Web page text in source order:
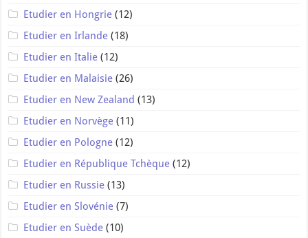
Etudier en Hongrie (12)
Etudier en Irlande (18)
Etudier en Italie (12)
Etudier en Malaisie (26)
Etudier en New Zealand (13)
Etudier en Norvège (11)
Etudier en Pologne (12)
Etudier en République Tchèque (12)
Etudier en Russie (13)
Etudier en Slovénie (7)
Etudier en Suède (10)